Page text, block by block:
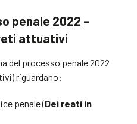
penale 2022 –
attuativi
del processo penale 2022
riguardano:
penale (Dei reati in